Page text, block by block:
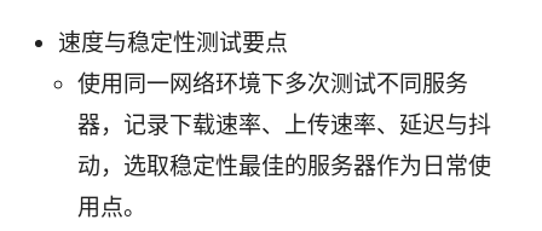
速度与稳定性测试要点
使用同一网络环境下多次测试不同服务
器，记录下载速率、上传速率、延迟与抖
动，选取稳定性最佳的服务器作为日常使
用点。